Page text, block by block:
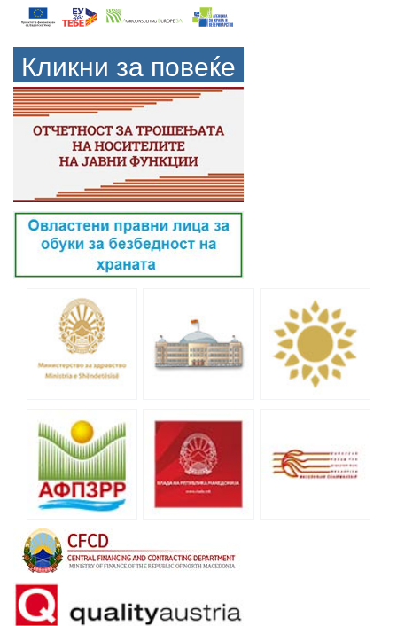
Кликни за повеќе